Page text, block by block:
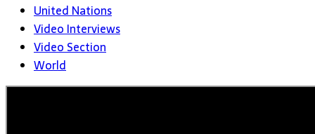
United Nations
Video Interviews
Video Section
World